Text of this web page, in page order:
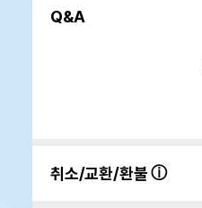
Q&A
취소/교환/환불